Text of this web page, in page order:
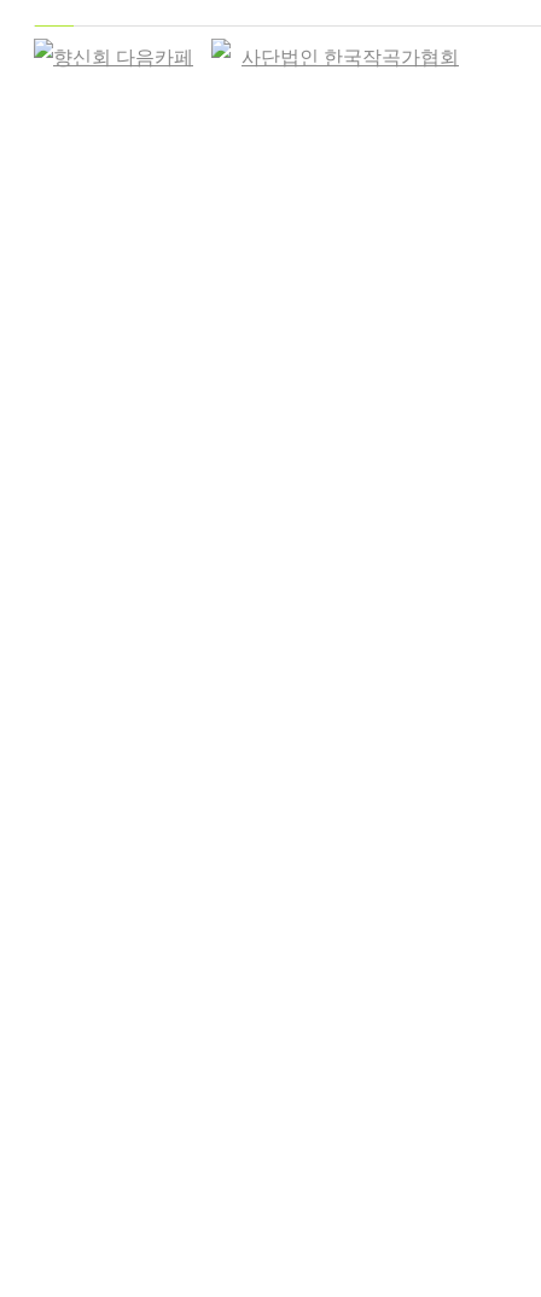
향신회 다음카페 사단법인 한국작곡가협회